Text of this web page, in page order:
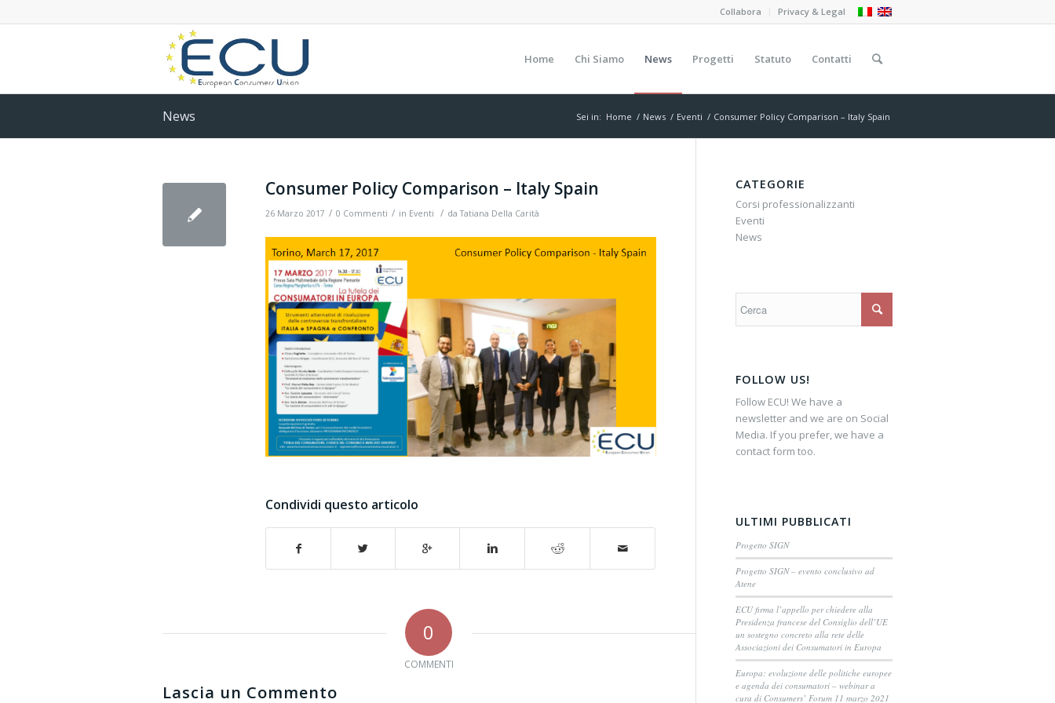
Collabora Privacy & Legal
Home Chi Siamo News Progetti Statuto Contatti
News Sei in: Home / News / Eventi / Consumer Policy Comparison – Italy Spain
Consumer Policy Comparison – Italy Spain
26 Marzo 2017 / 0 Commenti / in Eventi / daTatiana Della Carità
Condividi questo articolo
0
COMMENTI
Lascia un Commento
CATEGORIE
Corsi professionalizzanti
Eventi
News
FOLLOW US!
Follow ECU! We have a
newsletter and we are on Social
Media. If you prefer, we have a
contact form too.
ULTIMI PUBBLICATI
Progetto SIGN
Progetto SIGN – evento conclusivo ad
Atene
ECU firma l’appello per chiedere alla
Presidenza francese del Consiglio dell’UE
un sostegno concreto alla rete delle
Associazioni dei Consumatori in Europa
Europa: evoluzione delle politiche europee
e agenda dei consumatori – webinar a
cura di Consumers’ Forum 11 marzo 2021